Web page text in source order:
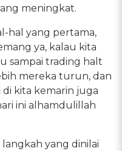
meningkat.
hal yang pertama,
ya, kalau kita
sampai trading halt
mereka turun, dan
di kita kemarin juga
ini alhamdulillah
yang dinilai